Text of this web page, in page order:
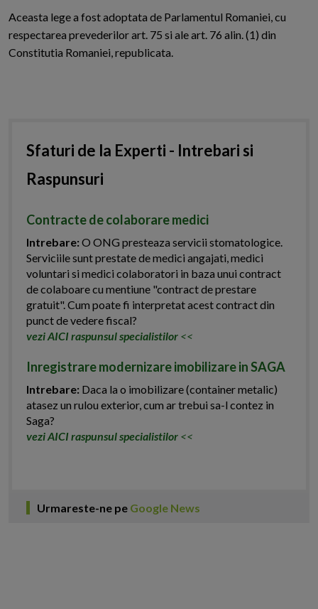
Aceasta lege a fost adoptata de Parlamentul Romaniei, cu
respectarea prevederilor art. 75 si ale art. 76 alin. (1) din
Constitutia Romaniei, republicata.
Sfaturi de la Experti - Intrebari si
Raspunsuri
Contracte de colaborare medici
Intrebare:O ONG presteaza servicii stomatologice.
Serviciile sunt prestate de medici angajati, medici
voluntari si medici colaboratori in baza unui contract
de colaboare cu mentiune "contract de prestare
gratuit". Cum poate fi interpretat acest contract din
punct de vedere fiscal?
vezi AICI raspunsul specialistilor <<
Inregistrare modernizare imobilizare in SAGA
Intrebare: Daca la o imobilizare (container metalic)
atasez un rulou exterior, cum ar trebui sa-l contez in
Saga?
vezi AICI raspunsul specialistilor <<
Urmareste-ne pe Google News